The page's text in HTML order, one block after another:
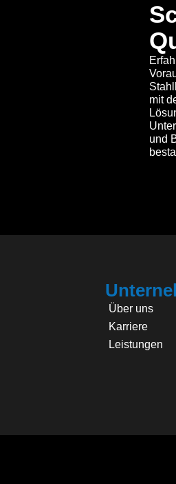
mit
und
Über uns
Karriere
Leistungen